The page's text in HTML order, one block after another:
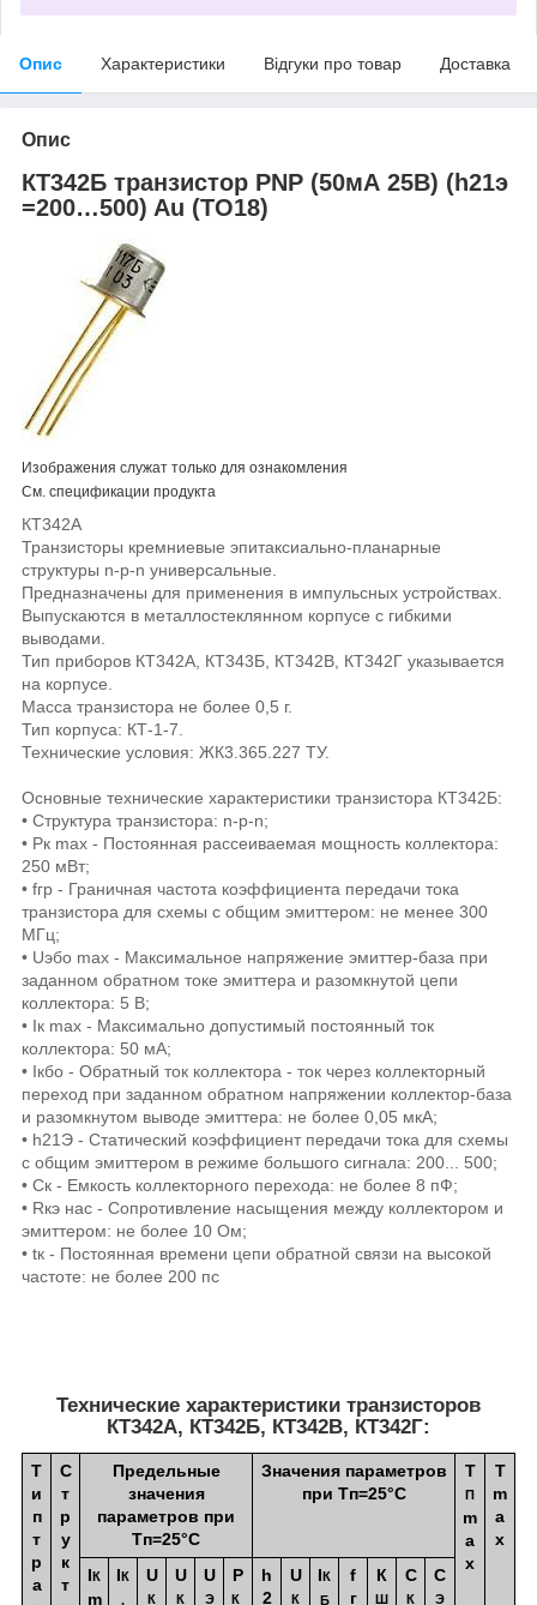
Опис Характеристики Відгуки про товар Доставка
Опис
КТ342Б транзистор PNP (50мА 25В) (h21э
=200…500) Au (ТО18)
Изображения служат только для ознакомления
См. спецификации продукта
КТ342А
Транзисторы кремниевые эпитаксиально-планарные
структуры n-p-n универсальные.
Предназначены для применения в импульсных устройствах.
Выпускаются в металлостеклянном корпусе с гибкими
выводами.
Тип приборов КТ342А, КТ343Б, КТ342В, КТ342Г указывается
на корпусе.
Масса транзистора не более 0,5 г.
Тип корпуса: КТ-1-7.
Технические условия: ЖК3.365.227 ТУ.
Основные технические характеристики транзистора КТ342Б:
• Структура транзистора: n-p-n;
• Рк max - Постоянная рассеиваемая мощность коллектора:
250 мВт;
• fгр - Граничная частота коэффициента передачи тока
транзистора для схемы с общим эмиттером: не менее 300
МГц;
• Uэбо max - Максимальное напряжение эмиттер-база при
заданном обратном токе эмиттера и разомкнутой цепи
коллектора: 5 В;
• Iк max - Максимально допустимый постоянный ток
коллектора: 50 мА;
• Iкбо - Обратный ток коллектора - ток через коллекторный
переход при заданном обратном напряжении коллектор-база
и разомкнутом выводе эмиттера: не более 0,05 мкА;
• h21Э - Статический коэффициент передачи тока для схемы
с общим эмиттером в режиме большого сигнала: 200... 500;
• Ск - Емкость коллекторного перехода: не более 8 пФ;
• Rкэ нас - Сопротивление насыщения между коллектором и
эмиттером: не более 10 Ом;
• tк - Постоянная времени цепи обратной связи на высокой
частоте: не более 200 пс
Технические характеристики транзисторов
КТ342А, КТ342Б, КТ342В, КТ342Г:
Т
и
п
т
р
а
С
т
р
у
к
т
Предельные
значения
параметров при
Тп=25°С
Значения параметров
при Тп=25°С
T
П
m
a
x
Т
m
a
x
I К
m
I К
.
U
К
U
К
U
Э
Р
К
h
2
U
К
I К
Б
f
г
К
Ш
С
К
С
Э